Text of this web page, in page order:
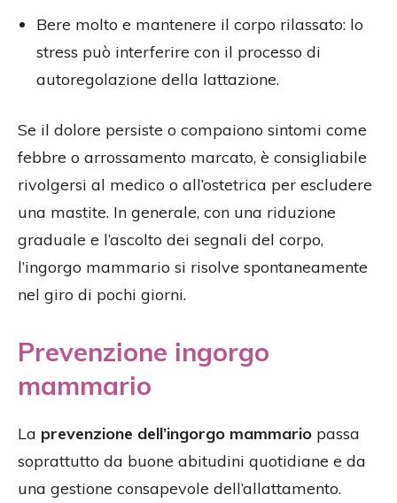
Bere molto e mantenere il corpo rilassato: lo
stress può interferire con il processo di
autoregolazione della lattazione.
Se il dolore persiste o compaiono sintomi come
febbre o arrossamento marcato, è consigliabile
rivolgersi al medico o all’ostetrica per escludere
una mastite. In generale, con una riduzione
graduale e l’ascolto dei segnali del corpo,
l’ingorgo mammario si risolve spontaneamente
nel giro di pochi giorni.
Prevenzione ingorgo
mammario
La prevenzione dell’ingorgo mammario passa
soprattutto da buone abitudini quotidiane e da
una gestione consapevole dell’allattamento.